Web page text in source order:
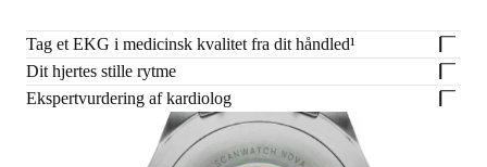
Tag et EKG i medicinsk kvalitet fra dit håndled¹
Dit hjertes stille rytme
Ekspertvurdering af kardiolog